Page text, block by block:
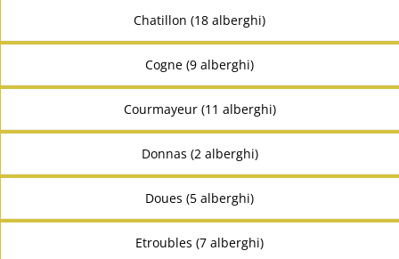
Chatillon (18 alberghi)
Cogne (9 alberghi)
Courmayeur (11 alberghi)
Donnas (2 alberghi)
Doues (5 alberghi)
Etroubles (7 alberghi)